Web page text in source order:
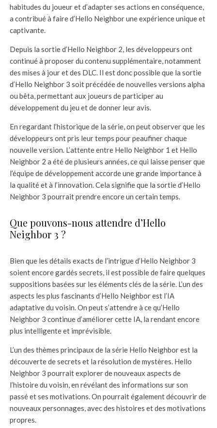
habitudes du joueur et d’adapter ses actions en conséquence,
a contribué à faire d’Hello Neighbor une expérience unique et
captivante.
Depuis la sortie d’Hello Neighbor 2, les développeurs ont
continué à proposer du contenu supplémentaire, notamment
des mises à jour et des DLC. Il est donc possible que la sortie
d’Hello Neighbor 3 soit précédée de nouvelles versions alpha
ou bêta, permettant aux joueurs de participer au
développement du jeu et de donner leur avis.
En regardant l’historique de la série, on peut observer que les
développeurs ont pris leur temps pour peaufiner chaque
nouvelle version. L’attente entre Hello Neighbor 1 et Hello
Neighbor 2 a été de plusieurs années, ce qui laisse penser que
l’équipe de développement accorde une grande importance à
la qualité et à l’innovation. Cela signifie que la sortie d’Hello
Neighbor 3 pourrait prendre encore un certain temps.
Que pouvons-nous attendre d’Hello
Neighbor 3 ?
Bien que les détails exacts de l’intrigue d’Hello Neighbor 3
soient encore gardés secrets, il est possible de faire quelques
suppositions basées sur les éléments clés de la série. L’un des
aspects les plus fascinants d’Hello Neighbor est l’IA
adaptative du voisin. On peut s’attendre à ce qu’Hello
Neighbor 3 continue d’améliorer cette IA, la rendant encore
plus intelligente et imprévisible.
L’un des thèmes principaux de la série Hello Neighbor est la
découverte de secrets et la résolution de mystères. Hello
Neighbor 3 pourrait explorer de nouveaux aspects de
l’histoire du voisin, en révélant des informations sur son
passé et ses motivations. On pourrait également découvrir de
nouveaux personnages, avec des histoires et des motivations
propres.